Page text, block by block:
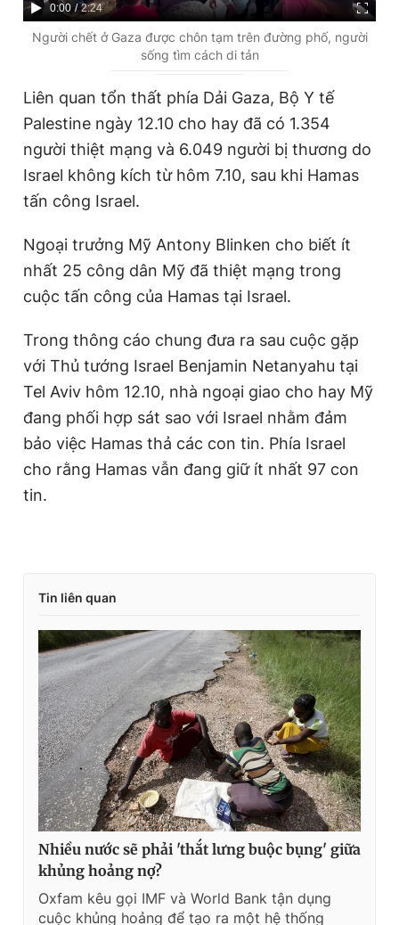
C
u
n
m
e
0:00 / D
u
2:24
Người chết ở Gaza được chôn tạm trên đường phố, người
sống tìm cách di tản
Liên quan tổn thất phía Dải Gaza, Bộ Y tế
Palestine ngày 12.10 cho hay đã có 1.354
người thiệt mạng và 6.049 người bị thương do
Israel không kích từ hôm 7.10, sau khi Hamas
tấn công Israel.
Ngoại trưởng Mỹ Antony Blinken cho biết ít
nhất 25 công dân Mỹ đã thiệt mạng trong
cuộc tấn công của Hamas tại Israel.
Trong thông cáo chung đưa ra sau cuộc gặp
với Thủ tướng Israel Benjamin Netanyahu tại
Tel Aviv hôm 12.10, nhà ngoại giao cho hay Mỹ
đang phối hợp sát sao với Israel nhằm đảm
bảo việc Hamas thả các con tin. Phía Israel
cho rằng Hamas vẫn đang giữ ít nhất 97 con
tin.
Tin liên quan
Nhiều nước sẽ phải 'thắt lưng buộc bụng' giữa
khủng hoảng nợ?
Oxfam kêu gọi IMF và World Bank tận dụng
cuộc khủng hoảng để tạo ra một hệ thống